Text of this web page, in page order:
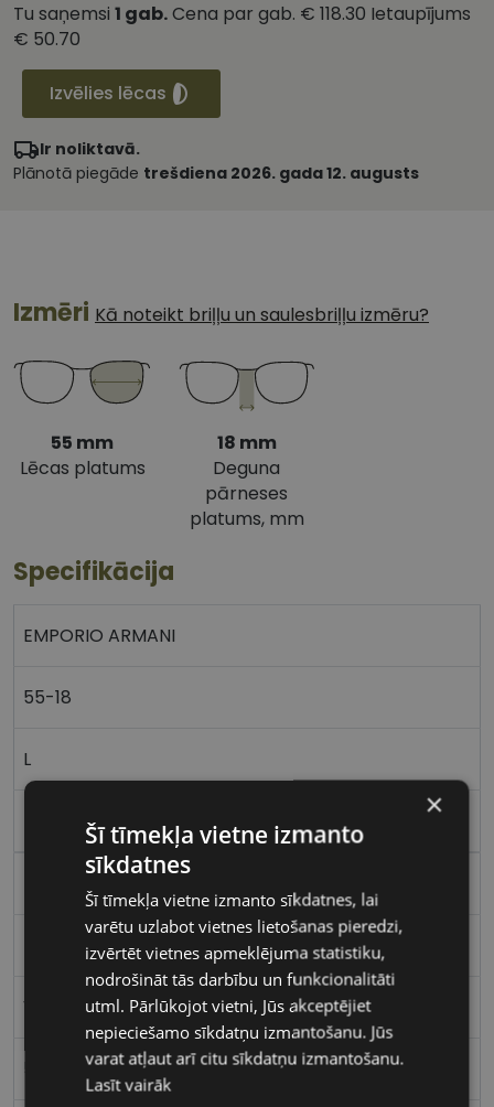
Tu saņemsi 1 gab.Cena par gab. € 118.30 Ietaupījums
€ 50.70
Izvēlies lēcas
Ir noliktavā.
Plānotā piegāde trešdiena 2026. gada 12. augusts
Izmēri Kā noteikt briļļu un saulesbriļļu izmēru?
55 mm
Lēcas platums
18 mm
Deguna
pārneses
platums, mm
Specifikācija
EMPORIO ARMANI
55-18
L
Kvadrātveida
Vīriešiem
×
Šī tīmekļa vietne izmanto
sīkdatnes
Šī tīmekļa vietne izmanto sīkdatnes, lai
varētu uzlabot vietnes lietošanas pieredzi,
izvērtēt vietnes apmeklējuma statistiku,
nodrošināt tās darbību un funkcionalitāti
utml. Pārlūkojot vietni, Jūs akceptējiet
nepieciešamo sīkdatņu izmantošanu. Jūs
varat atļaut arī citu sīkdatņu izmantošanu.
Lasīt vairāk